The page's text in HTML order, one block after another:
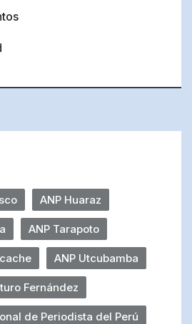
ANP Huaraz
ANP Tarapoto
ANP Utcubamba
Fernández
de Periodista del Perú